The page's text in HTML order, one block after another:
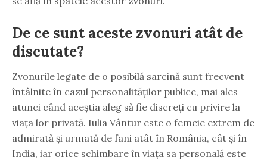
De ce sunt aceste zvonuri atât de
discutate?
Zvonurile legate de o posibilă sarcină sunt frecvent
întâlnite în cazul personalităților publice, mai ales
atunci când aceștia aleg să fie discreți cu privire la
viața lor privată. Iulia Vântur este o femeie extrem de
admirată și urmată de fani atât în România, cât și în
India, iar orice schimbare în viața sa personală este